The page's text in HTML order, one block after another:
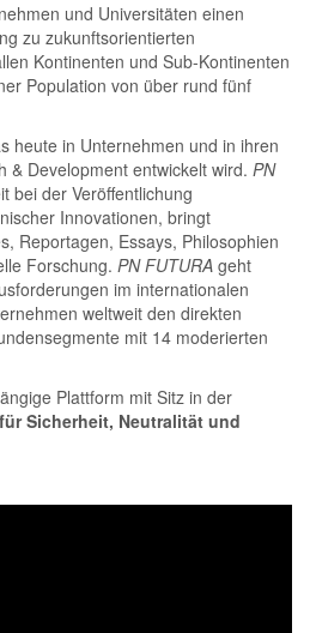
und Universitäten einen
zu zukunftsorientierten
Kontinenten und Sub-Kontinenten
Population von über rund fünf
heute in Unternehmen und in ihren
& Development entwickelt wird. PN
bei der Veröffentlichung
Innovationen, bringt
Reportagen, Essays, Philosophien
Forschung. PN FUTURA geht
im internationalen
weltweit den direkten
mit 14 moderierten
Plattform mit Sitz in der
Sicherheit, Neutralität und